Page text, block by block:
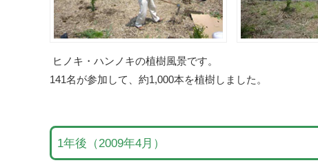
ヒノキ・ハンノキの植樹風景です。
141名が参加して、約1,000本を植樹しました。
1年後（2009年4月）